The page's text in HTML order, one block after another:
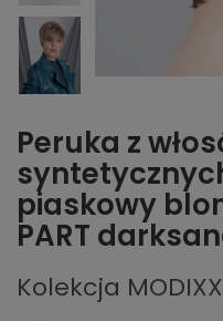
Peruka z
piaskowy
PART
Kolekcja MODIXX